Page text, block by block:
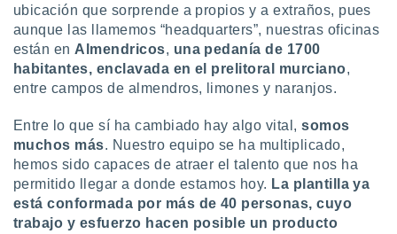
uso de
la
contenido
medir el
de la
el
de
o a través
de
de
de
ubicación que sorprende a propios y a extraños, pues
aunque las llamemos “headquarters”, nuestras oficinas
están en Almendricos, una pedanía de 1700
habitantes, enclavada en el prelitoral murciano,
entre campos de almendros, limones y naranjos.
Entre lo que sí ha cambiado hay algo vital,somos
muchos más. Nuestro equipo se ha multiplicado,
hemos sido capaces de atraer el talento que nos ha
permitido llegar a donde estamos hoy. La plantilla ya
está conformada por más de 40 personas, cuyo
trabajo y esfuerzo hacen posible un producto